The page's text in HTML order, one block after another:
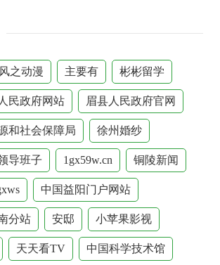
风之动漫 主要有 彬彬留学
民政府网站 眉县人民政府官网
和社会保障局 徐州婚纱
导班子 1gx59w.cn 铜陵新闻
中国益阳门户网站
分站 安邸 小苹果影视
天天看TV 中国科学技术馆